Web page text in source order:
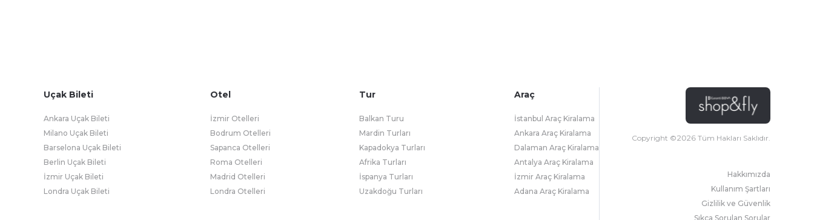
Uçak Bileti
Ankara Uçak Bileti
Milano Uçak Bileti
Barselona Uçak Bileti
Berlin Uçak Bileti
İzmir Uçak Bileti
Londra Uçak Bileti
Otel
İzmir Otelleri
Bodrum Otelleri
Sapanca Otelleri
Roma Otelleri
Madrid Otelleri
Londra Otelleri
Tur
Balkan Turu
Mardin Turları
Kapadokya Turları
Afrika Turları
İspanya Turları
Uzakdoğu Turları
Araç
İstanbul Araç Kiralama
Ankara Araç Kiralama
Dalaman Araç Kiralama
Antalya Araç Kiralama
İzmir Araç Kiralama
Adana Araç Kiralama
Copyright ©2026 Tüm Hakları Saklıdır.
Hakkımızda
Kullanım Şartları
Gizlilik ve Güvenlik
Sıkça Sorulan Sorular